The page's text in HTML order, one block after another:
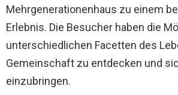
Mehrgenerationenhaus zu einem
Erlebnis. Die Besucher haben die
unterschiedlichen Facetten des
Gemeinschaft zu entdecken und
einzubringen.